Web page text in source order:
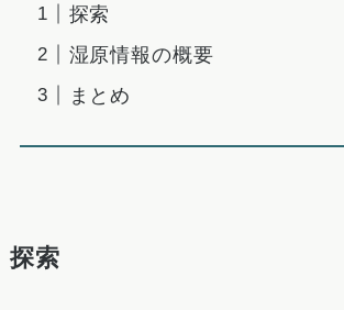
探索
湿原情報の概要
まとめ
探索